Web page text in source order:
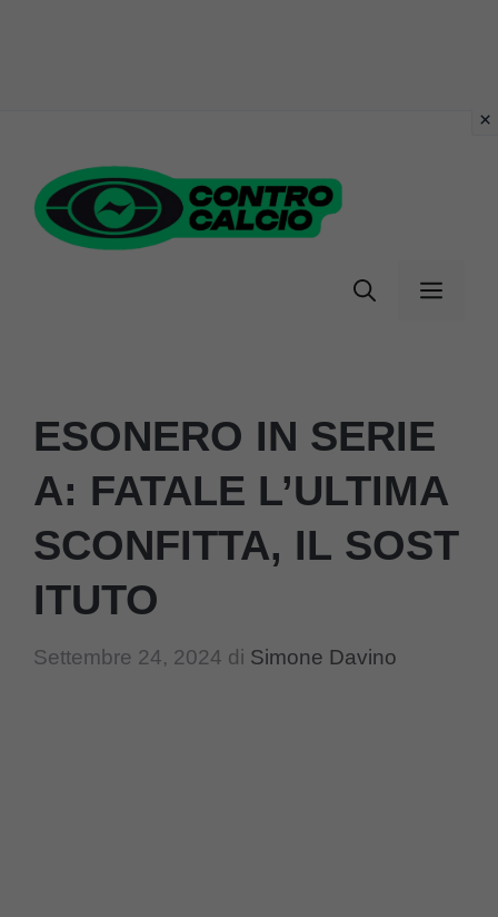
contenuto
Menu
ESONERO IN SERIE
A: FATALE L’ULTIMA
SCONFITTA, IL SOST
ITUTO
Settembre 24, 2024 di Simone Davino